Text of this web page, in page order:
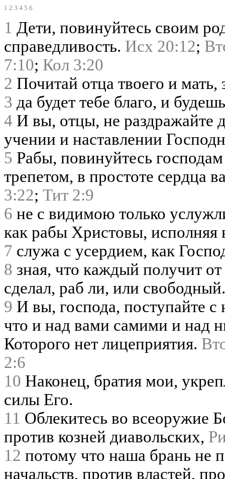
1 2 3 4 5 6
1 Дети, повинуйтесь своим
справедливость. Исх 20:12;
7:10; Кол 3:20
2 Почитай отца твоего и мать,
3 да будет тебе благо, и
4 И вы, отцы, не раздражайте
учении и наставлении
5 Рабы, повинуйтесь
трепетом, в простоте сердца
3:22; Тит 2:9
6 не с видимою только
как рабы Христовы,
7 служа с усердием, как
8 зная, что каждый получит
сделал, раб ли, или
9 И вы, господа, поступайте с
что и над вами самими и над
Которого нет лицеприятия.
2:6
10 Наконец, братия мои,
силы Его.
11 Облекитесь во всеоружие
против козней диавольских,
12 потому что наша брань не
начальств, против властей,